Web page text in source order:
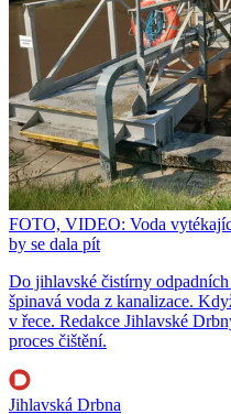
FOTO, VIDEO: Voda
by se dala pít
Do jihlavské čistírny
špinavá voda z kanalizace.
v řece. Redakce Jihlavské
proces čištění.
Jihlavská Drbna